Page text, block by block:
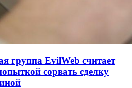
группа EvilWeb считает
сорвать сделку